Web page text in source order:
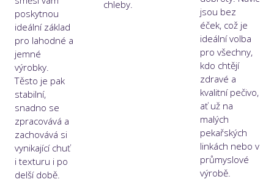
poskytnou
ideální základ
pro lahodné a
jemné
výrobky.
Těsto je pak
stabilní,
snadno se
zpracovává a
zachovává si
vynikající chuť
i texturu i po
delší době.
chleby.
jsou bez
éček, což je
ideální volba
pro všechny,
kdo chtějí
zdravé a
kvalitní pečivo,
ať už na
malých
pekařských
linkách nebo v
průmyslové
výrobě.